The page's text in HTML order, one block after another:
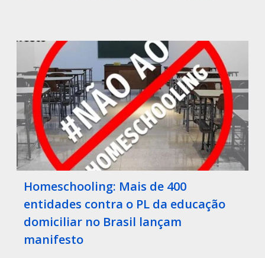
Homeschooling: Mais de 400
entidades contra o PL da educação
domiciliar no Brasil lançam
manifesto